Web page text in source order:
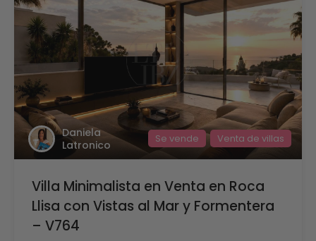
Daniela
Latronico
Se vende Venta de villas
Villa Minimalista en Venta en Roca
Llisa con Vistas al Mar y Formentera
– V764